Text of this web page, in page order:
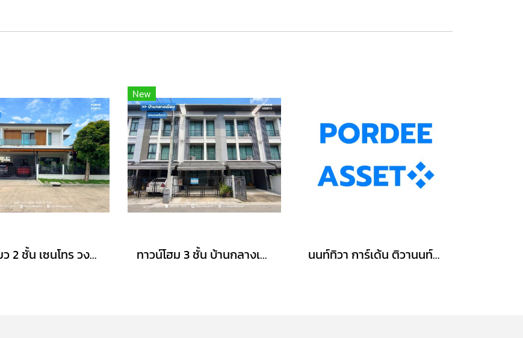
บ้านเดี่ยว 2 ชั้น เซนโทร วงแหวน-จตุโชติ (ขนาด 59 ตร.ว.) เดินทางง่าย ใกล้ทางด่วนนิดเดียว สามวาตะวันตก คลองสามวา กทม. : Centro Wongwaen-Chatuchot
New
ทาวน์โฮม 3 ชั้น บ้านกลางเมือง งามวงศ์วาน (ขนาด 18 ตร.ว.) งามวงศ์วาน 47 แยก 6 (ซ.ชินเขต 2/6) ใกล้การไฟฟ้าส่วนภูมิภาค(สำนักงานใหญ่) หลักสี่ กทม. : Baan Klang Muang Ngamwongwan นนท์ทิวา การ์เด้น ติวานนท์-ปากเกร็ด37 ตรงข้าม รร.พระหฤทัยนนทบุรี ใกล้แยกสวนสมเด็จฯ ศรีสมาน : Nontiwa Garden